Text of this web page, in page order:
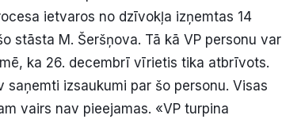
ietvaros no dzīvokļa izņemtas 14
stāsta M. Šeršņova. Tā kā VP personu var
ka 26. decembrī vīrietis tika atbrīvots.
izsaukumi par šo personu. Visas
vairs nav pieejamas. «VP turpina